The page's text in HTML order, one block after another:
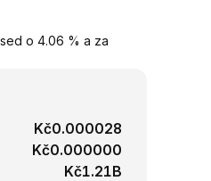
o 4.06 % a za
Kč0.000028
Kč0.000000
Kč1.21B